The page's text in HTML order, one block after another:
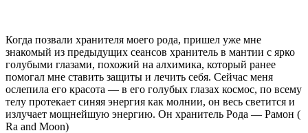
Когда позвали хранителя моего рода, пришел уже мне
знакомый из предыдущих сеансов хранитель в мантии с ярко
голубыми глазами, похожий на алхимика, который ранее
помогал мне ставить защиты и лечить себя. Сейчас меня
ослепила его красота — в его голубых глазах космос, по всему
телу протекает синяя энергия как молнии, он весь светится и
излучает мощнейшую энергию. Он хранитель Рода — Рамон (
Ra and Moon)